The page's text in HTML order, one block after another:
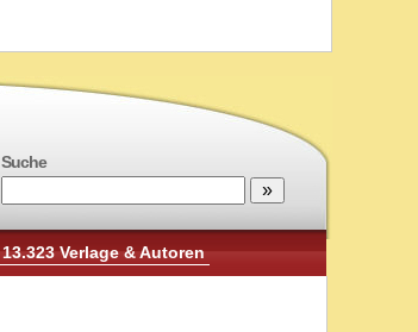
Suche
13.323 Verlage & Autoren